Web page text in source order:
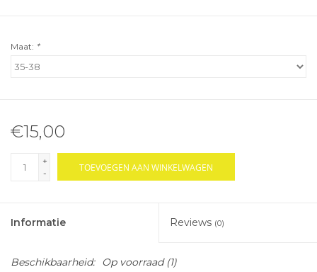
Maat: *
€15,00
+
-
TOEVOEGEN AAN WINKELWAGEN
Informatie Reviews (0)
Beschikbaarheid: Op voorraad(1)